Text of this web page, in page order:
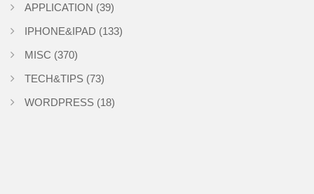
APPLICATION (39)
IPHONE&IPAD (133)
MISC (370)
TECH&TIPS (73)
WORDPRESS (18)